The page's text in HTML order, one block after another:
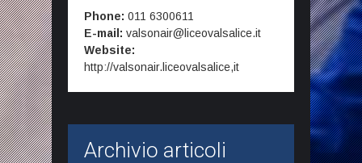
Phone: 011 6300611
E-mail: valsonair@liceovalsalice.it
Website:
http://valsonair.liceovalsalice,it
Archivio articoli